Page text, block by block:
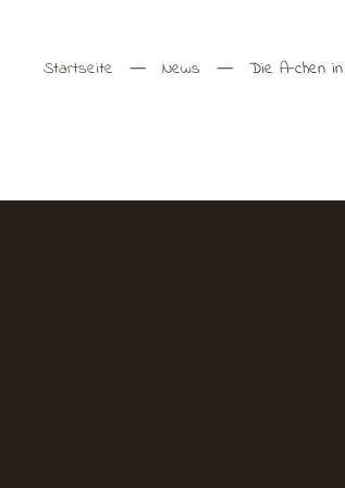
Startseite News Die A-chen